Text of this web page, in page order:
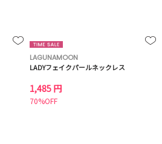
LAGUNAMOON
LADYフェイクパールネックレス
1,485 円
70%OFF